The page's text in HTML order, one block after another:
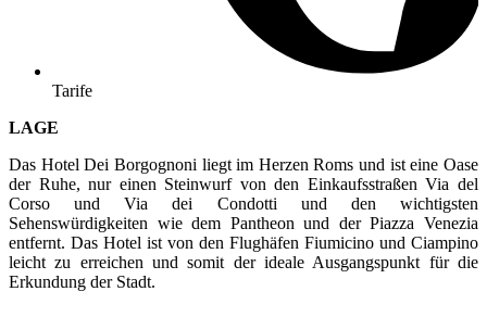
Tarife
LAGE
Das Hotel Dei Borgognoni liegt im Herzen Roms und ist eine Oase
der Ruhe, nur einen Steinwurf von den Einkaufsstraßen Via del
Corso und Via dei Condotti und den wichtigsten
Sehenswürdigkeiten wie dem Pantheon und der Piazza Venezia
entfernt. Das Hotel ist von den Flughäfen Fiumicino und Ciampino
leicht zu erreichen und somit der ideale Ausgangspunkt für die
Erkundung der Stadt.